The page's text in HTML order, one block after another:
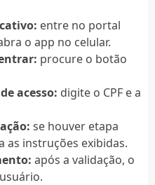
entre no portal
o app no celular.
procure o botão
acesso: digite o CPF e a
se houver etapa
as instruções exibidas.
após a validação, o